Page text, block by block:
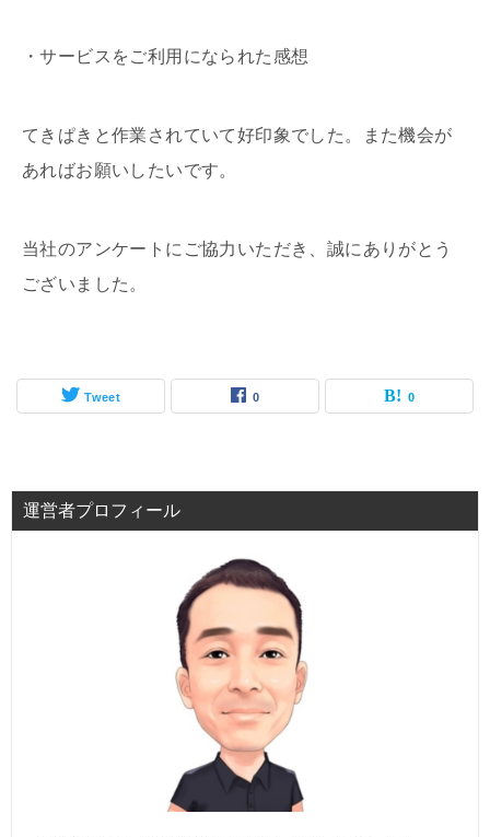
・サービスをご利用になられた感想
てきぱきと作業されていて好印象でした。また機会が
あればお願いしたいです。
当社のアンケートにご協力いただき、誠にありがとう
ございました。
Tweet 0 0
運営者プロフィール